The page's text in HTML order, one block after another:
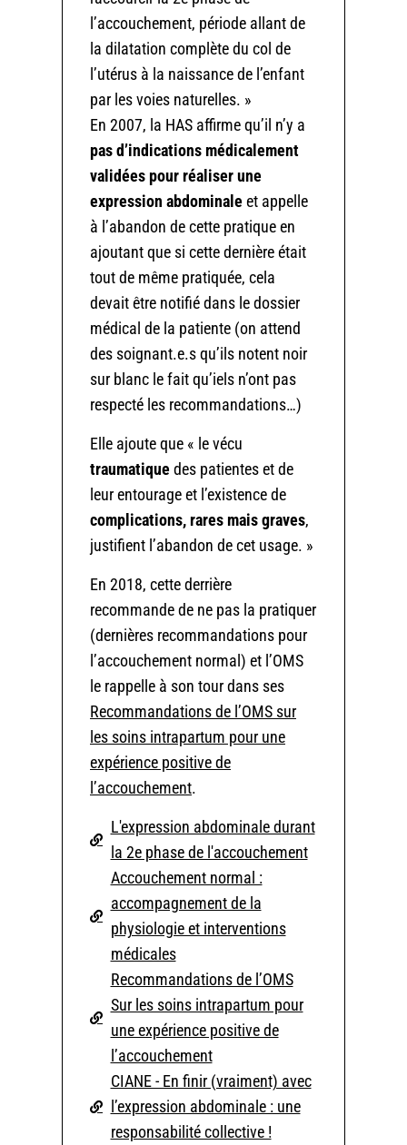
l’accouchement, période allant de
la dilatation complète du col de
l’utérus à la naissance de l’enfant
par les voies naturelles. »
En 2007, la HAS affirme qu’il n’y a
pas d’indications médicalement
validées pour réaliser une
expression abdominaleet appelle
à l’abandon de cette pratique en
ajoutant que si cette dernière était
tout de même pratiquée, cela
devait être notifié dans le dossier
médical de la patiente (on attend
des soignant.e.s qu’ils notent noir
sur blanc le fait qu’iels n’ont pas
respecté les recommandations…)
Elle ajoute que « le vécu
traumatiquedes patientes et de
leur entourage et l’existence de
complications, rares mais graves,
justifient l’abandon de cet usage. »
En 2018, cette derrière
recommande de ne pas la pratiquer
(dernières recommandations pour
l’accouchement normal) et l’OMS
le rappelle à son tour dans ses
Recommandations de l’OMS sur
les soins intrapartum pour une
expérience positive de
l’accouchement.
L'expression abdominale durant
la 2e phase de l'accouchement
Accouchement normal :
accompagnement de la
physiologie et interventions
médicales
Recommandations de l’OMS
Sur les soins intrapartum pour
une expérience positive de
l’accouchement
CIANE - En finir (vraiment) avec
l’expression abdominale : une
responsabilité collective !